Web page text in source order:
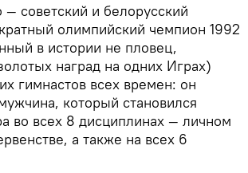
советский и белорусский
олимпийский чемпион 1992
в истории не пловец,
наград на одних Играх)
гимнастов всех времен: он
который становился
во всех 8 дисциплинах — личном
а также на всех 6